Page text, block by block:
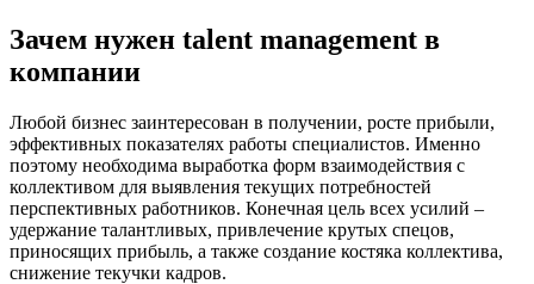
Зачем нужен talent management в
компании
Любой бизнес заинтересован в получении, росте прибыли,
эффективных показателях работы специалистов. Именно
поэтому необходима выработка форм взаимодействия с
коллективом для выявления текущих потребностей
перспективных работников. Конечная цель всех усилий –
удержание талантливых, привлечение крутых спецов,
приносящих прибыль, а также создание костяка коллектива,
снижение текучки кадров.